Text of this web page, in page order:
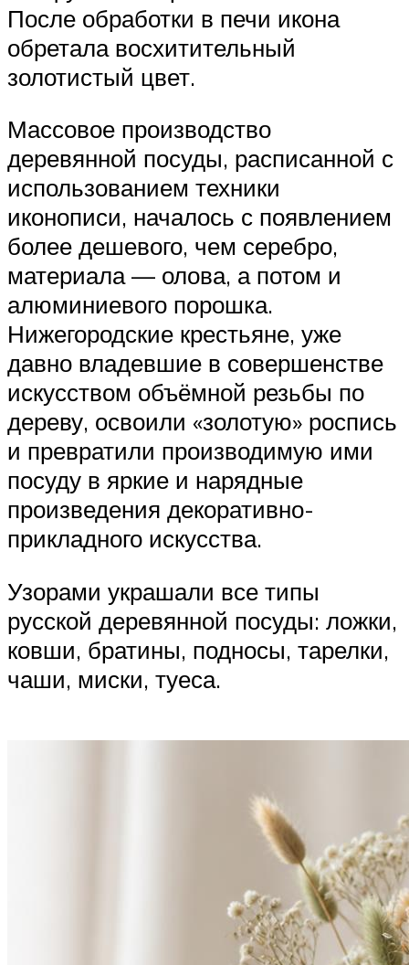
После обработки в печи икона
обретала восхитительный
золотистый цвет.
Массовое производство
деревянной посуды, расписанной с
использованием техники
иконописи, началось с появлением
более дешевого, чем серебро,
материала — олова, а потом и
алюминиевого порошка.
Нижегородские крестьяне, уже
давно владевшие в совершенстве
искусством объёмной резьбы по
дереву, освоили «золотую» роспись
и превратили производимую ими
посуду в яркие и нарядные
произведения декоративно-
прикладного искусства.
Узорами украшали все типы
русской деревянной посуды: ложки,
ковши, братины, подносы, тарелки,
чаши, миски, туеса.